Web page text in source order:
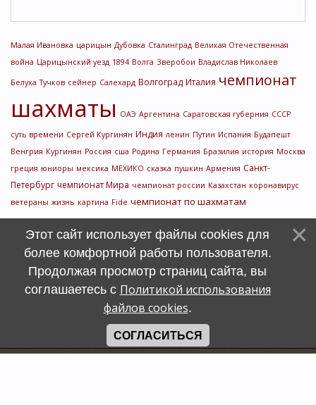
Малая Ивановка царицын Дубовка Сталинград Великая Отечественная
война Царицынский уезд 1894 Волга Зверобои Владислав Николаев
Белуха Тучков сейнер Салехард Волгоград Италия чемпионат
шахматы ОАЭ Аргентина Саратовская губерния СССР
суть времени Сергей Кургинян Индия ленин Путин Испания Будапешт
Венгрия Кургинян Россия сша Родина Германия Бразилия история Москва
греция юниоры мексика МЕХИКО сказка пушкин Армения Санкт-
Петербург чемпионат Мира чемпионат россии Казахстан коронавирус
ветераны жизнь картина Fide чемпионат по шахматам
Этот сайт использует файлы cookies для
более комфортной работы пользователя.
Продолжая просмотр страниц сайта, вы
соглашаетесь с Политикой использования
файлов cookies.
СОГЛАСИТЬСЯ